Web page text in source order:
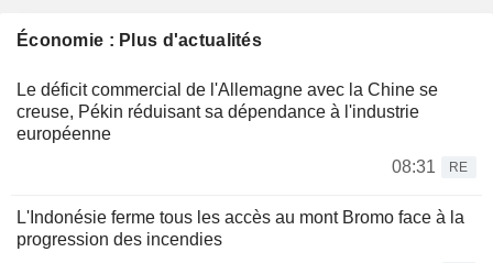
Économie : Plus d'actualités
Le déficit commercial de l'Allemagne avec la Chine se
creuse, Pékin réduisant sa dépendance à l'industrie
européenne
08:31
RE
L'Indonésie ferme tous les accès au mont Bromo face à la
progression des incendies